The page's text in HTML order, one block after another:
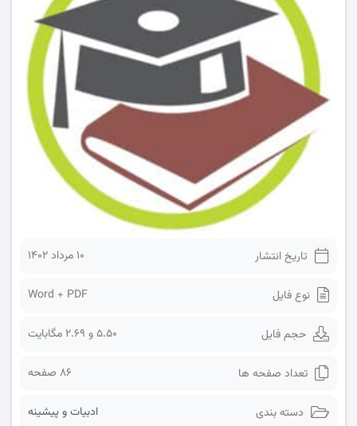
تاریخ انتشار ۱۰ مرداد ۱۴۰۲
نوع فایل Word + PDF
حجم فایل 5.50 و 2.69 مگابایت
تعداد صفحه ها 86 صفحه
دسته بندی ادبیات و پیشینه